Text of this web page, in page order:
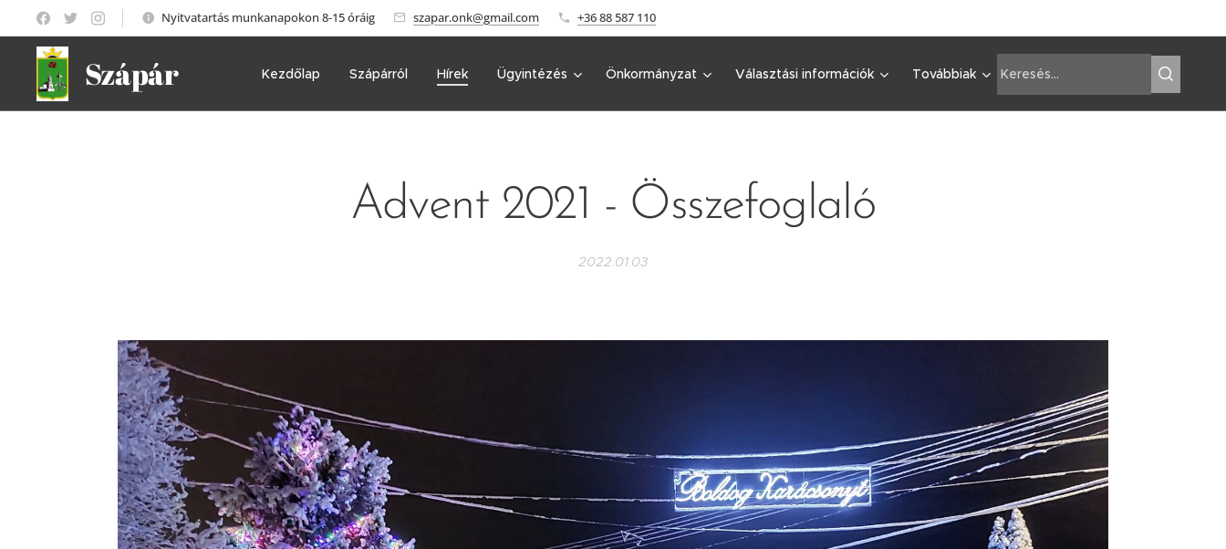
Nyitvatartás munkanapokon 8-15 óráig szapar.onk@gmail.com +36 88 587 110
Szápár Kezdőlap Szápárról Hírek Ügyintézés Önkormányzat Választási információk Továbbiak
Advent 2021 - Összefoglaló
2022.01.03